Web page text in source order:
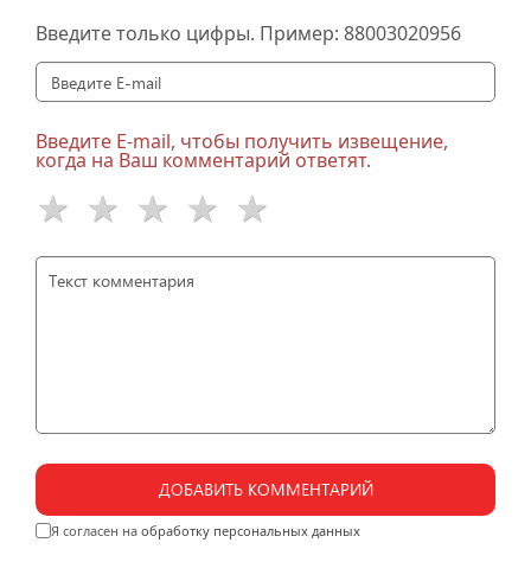
Введите только цифры. Пример: 88003020956
Введите E-mail, чтобы получить извещение,
когда на Ваш комментарий ответят.
ДОБАВИТЬ КОММЕНТАРИЙ
Я согласен на обработку персональных данных